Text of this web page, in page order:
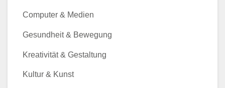
Computer & Medien
Gesundheit & Bewegung
Kreativität & Gestaltung
Kultur & Kunst